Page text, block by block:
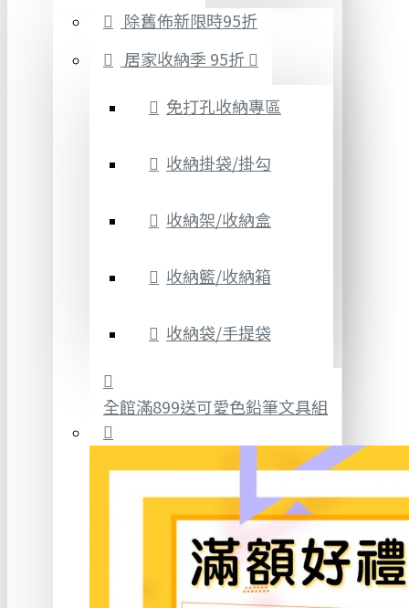
除舊佈新限時95折
居家收納季 95折
免打孔收納專區
收納掛袋/掛勾
收納架/收納盒
收納籃/收納箱
收納袋/手提袋
全館滿899送可愛色鉛筆文具組